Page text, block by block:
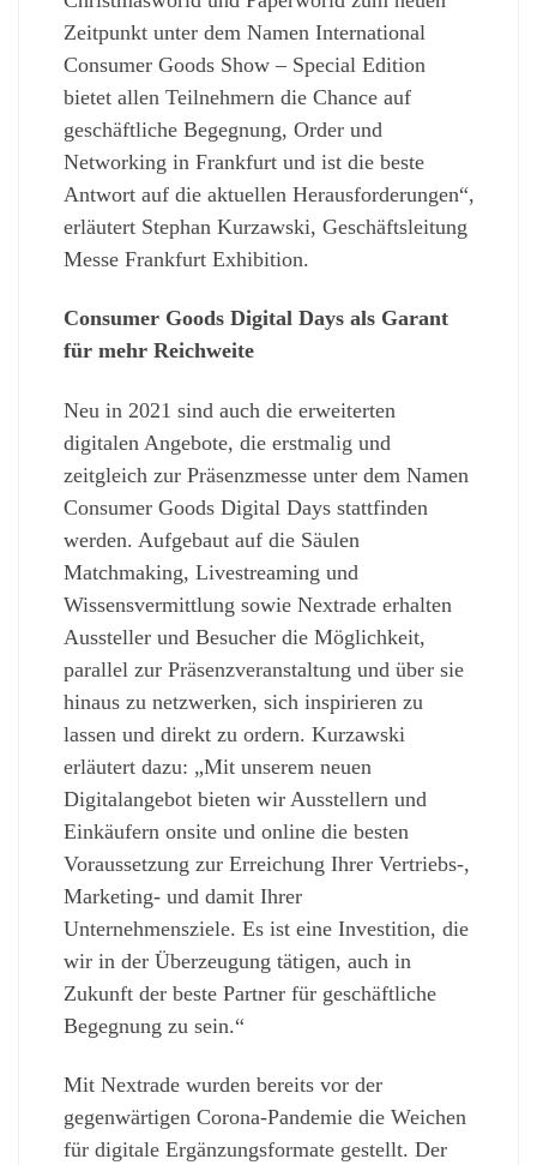
Zeitpunkt unter dem Namen International
Consumer Goods Show – Special Edition
bietet allen Teilnehmern die Chance auf
geschäftliche Begegnung, Order und
Networking in Frankfurt und ist die beste
Antwort auf die aktuellen Herausforderungen“,
erläutert Stephan Kurzawski, Geschäftsleitung
Messe Frankfurt Exhibition.
Consumer Goods Digital Days als Garant
für mehr Reichweite
Neu in 2021 sind auch die erweiterten
digitalen Angebote, die erstmalig und
zeitgleich zur Präsenzmesse unter dem Namen
Consumer Goods Digital Days stattfinden
werden. Aufgebaut auf die Säulen
Matchmaking, Livestreaming und
Wissensvermittlung sowie Nextrade erhalten
Aussteller und Besucher die Möglichkeit,
parallel zur Präsenzveranstaltung und über sie
hinaus zu netzwerken, sich inspirieren zu
lassen und direkt zu ordern. Kurzawski
erläutert dazu: „Mit unserem neuen
Digitalangebot bieten wir Ausstellern und
Einkäufern onsite und online die besten
Voraussetzung zur Erreichung Ihrer Vertriebs-,
Marketing- und damit Ihrer
Unternehmensziele. Es ist eine Investition, die
wir in der Überzeugung tätigen, auch in
Zukunft der beste Partner für geschäftliche
Begegnung zu sein.“
Mit Nextrade wurden bereits vor der
gegenwärtigen Corona-Pandemie die Weichen
für digitale Ergänzungsformate gestellt. Der